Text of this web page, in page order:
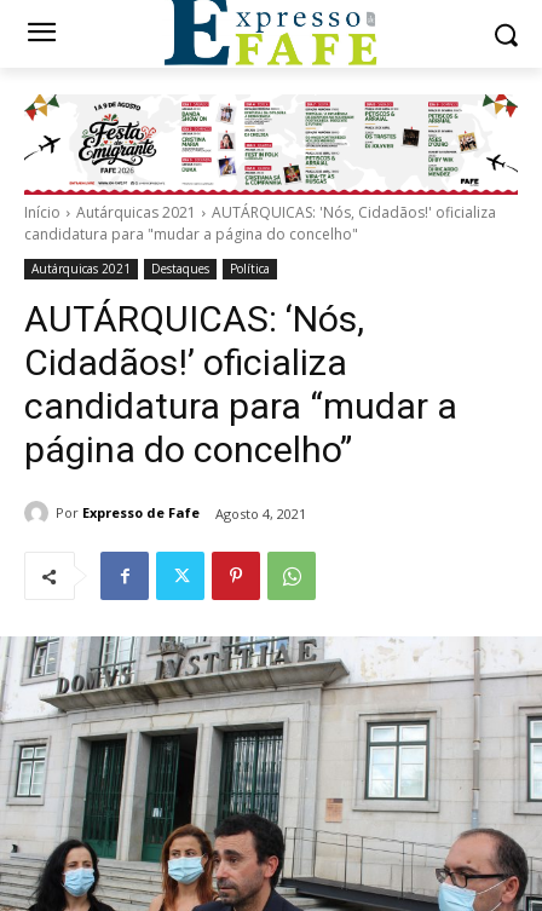
Início Autárquicas 2021
AUTÁRQUICAS: 'Nós, Cidadãos!' oficializa
candidatura para "mudar a página do concelho"
Autárquicas 2021 Destaques Política
AUTÁRQUICAS: ‘Nós,
Cidadãos!’ oficializa
candidatura para “mudar a
página do concelho”
Por Expresso de Fafe Agosto 4, 2021